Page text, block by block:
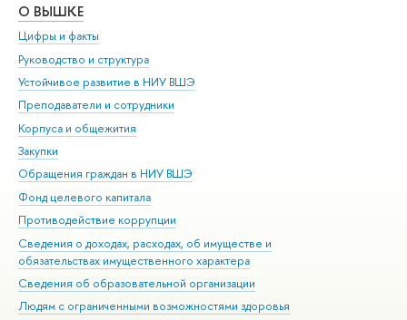
О ВЫШКЕ
Цифры и факты
Руководство и структура
Устойчивое развитие в НИУ ВШЭ
Преподаватели и сотрудники
Корпуса и общежития
Закупки
Обращения граждан в НИУ ВШЭ
Фонд целевого капитала
Противодействие коррупции
Сведения о доходах, расходах, об имуществе и
обязательствах имущественного характера
Сведения об образовательной организации
Людям с ограниченными возможностями здоровья